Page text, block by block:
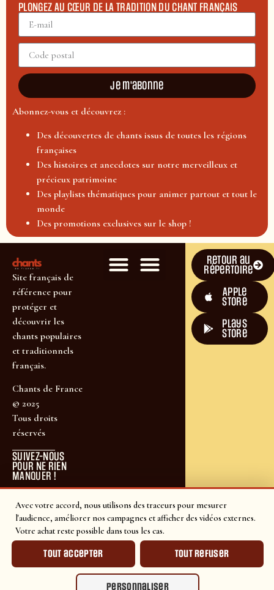
Avec votre accord, nous utilisons des traceurs pour mesurer
l'audience, améliorer nos campagnes et afficher des vidéos externes.
Votre achat reste possible dans tous les cas.
Tout accepter Tout refuser
Personnaliser
PLONGEZ AU CŒUR DE LA TRADITION DU CHANT FRANÇAIS
Je m'abonne
Abonnez-vous et découvrez :
Des découvertes de chants issus de toutes les régions
françaises
Des histoires et anecdotes sur notre merveilleux et
précieux patrimoine
Des playlists thématiques pour animer partout et tout le
monde
Des promotions exclusives sur le shop !
Site français de
référence pour
protéger et
découvrir les
chants populaires
et traditionnels
français.
Chants de France
© 2025
Tous droits
réservés
SUIVEZ-NOUS
POUR NE RIEN
MANQUER !
Retour au
répertoire
Apple
Store
plays
store